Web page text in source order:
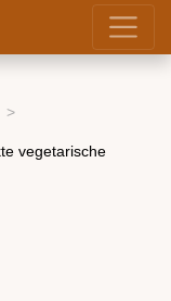
vegetarische